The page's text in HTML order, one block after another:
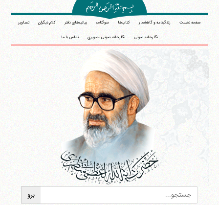
صفحه نخست زندگینامه و گاهشمار کتاب‌ها سوگنامه بیانیه‌های دفتر کلام دیگران تصاویر
نگارخانه صوتی نگارخانه صوتی تصویری تماس با ما